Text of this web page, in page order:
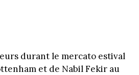
durant le mercato estival
et de Nabil Fekir au